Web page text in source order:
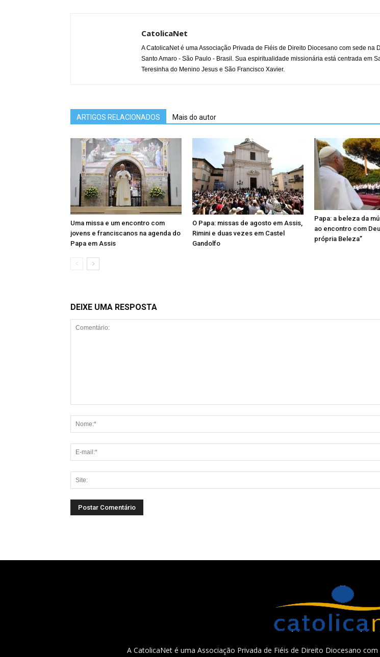
CatolicaNet
A CatolicaNet é uma Associação Privada de Fiéis de Direito Diocesano com sede na
Santo Amaro - São Paulo - Brasil. Sua espiritualidade missionária está centrada em
Teresinha do Menino Jesus e São Francisco Xavier.
ARTIGOS RELACIONADOS Mais do autor
Uma missa e um encontro com
jovens e franciscanos na agenda do
Papa em Assis
O Papa: missas de agosto em Assis,
Rimini e duas vezes em Castel
Gandolfo
Papa: a beleza da
ao encontro com
própria Beleza”
DEIXE UMA RESPOSTA
A CatolicaNet é uma Associação Privada de Fiéis de Direito Diocesano